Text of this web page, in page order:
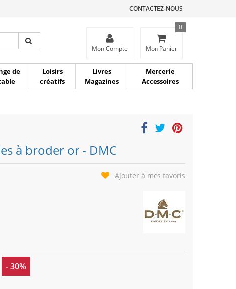
CONTACTEZ-NOUS
Mon Compte Mon Panier
0
de
Loisirs
créatifs
Livres
Magazines
Mercerie
Accessoires
à broder or - DMC
Ajouter à mes favoris
- 30%